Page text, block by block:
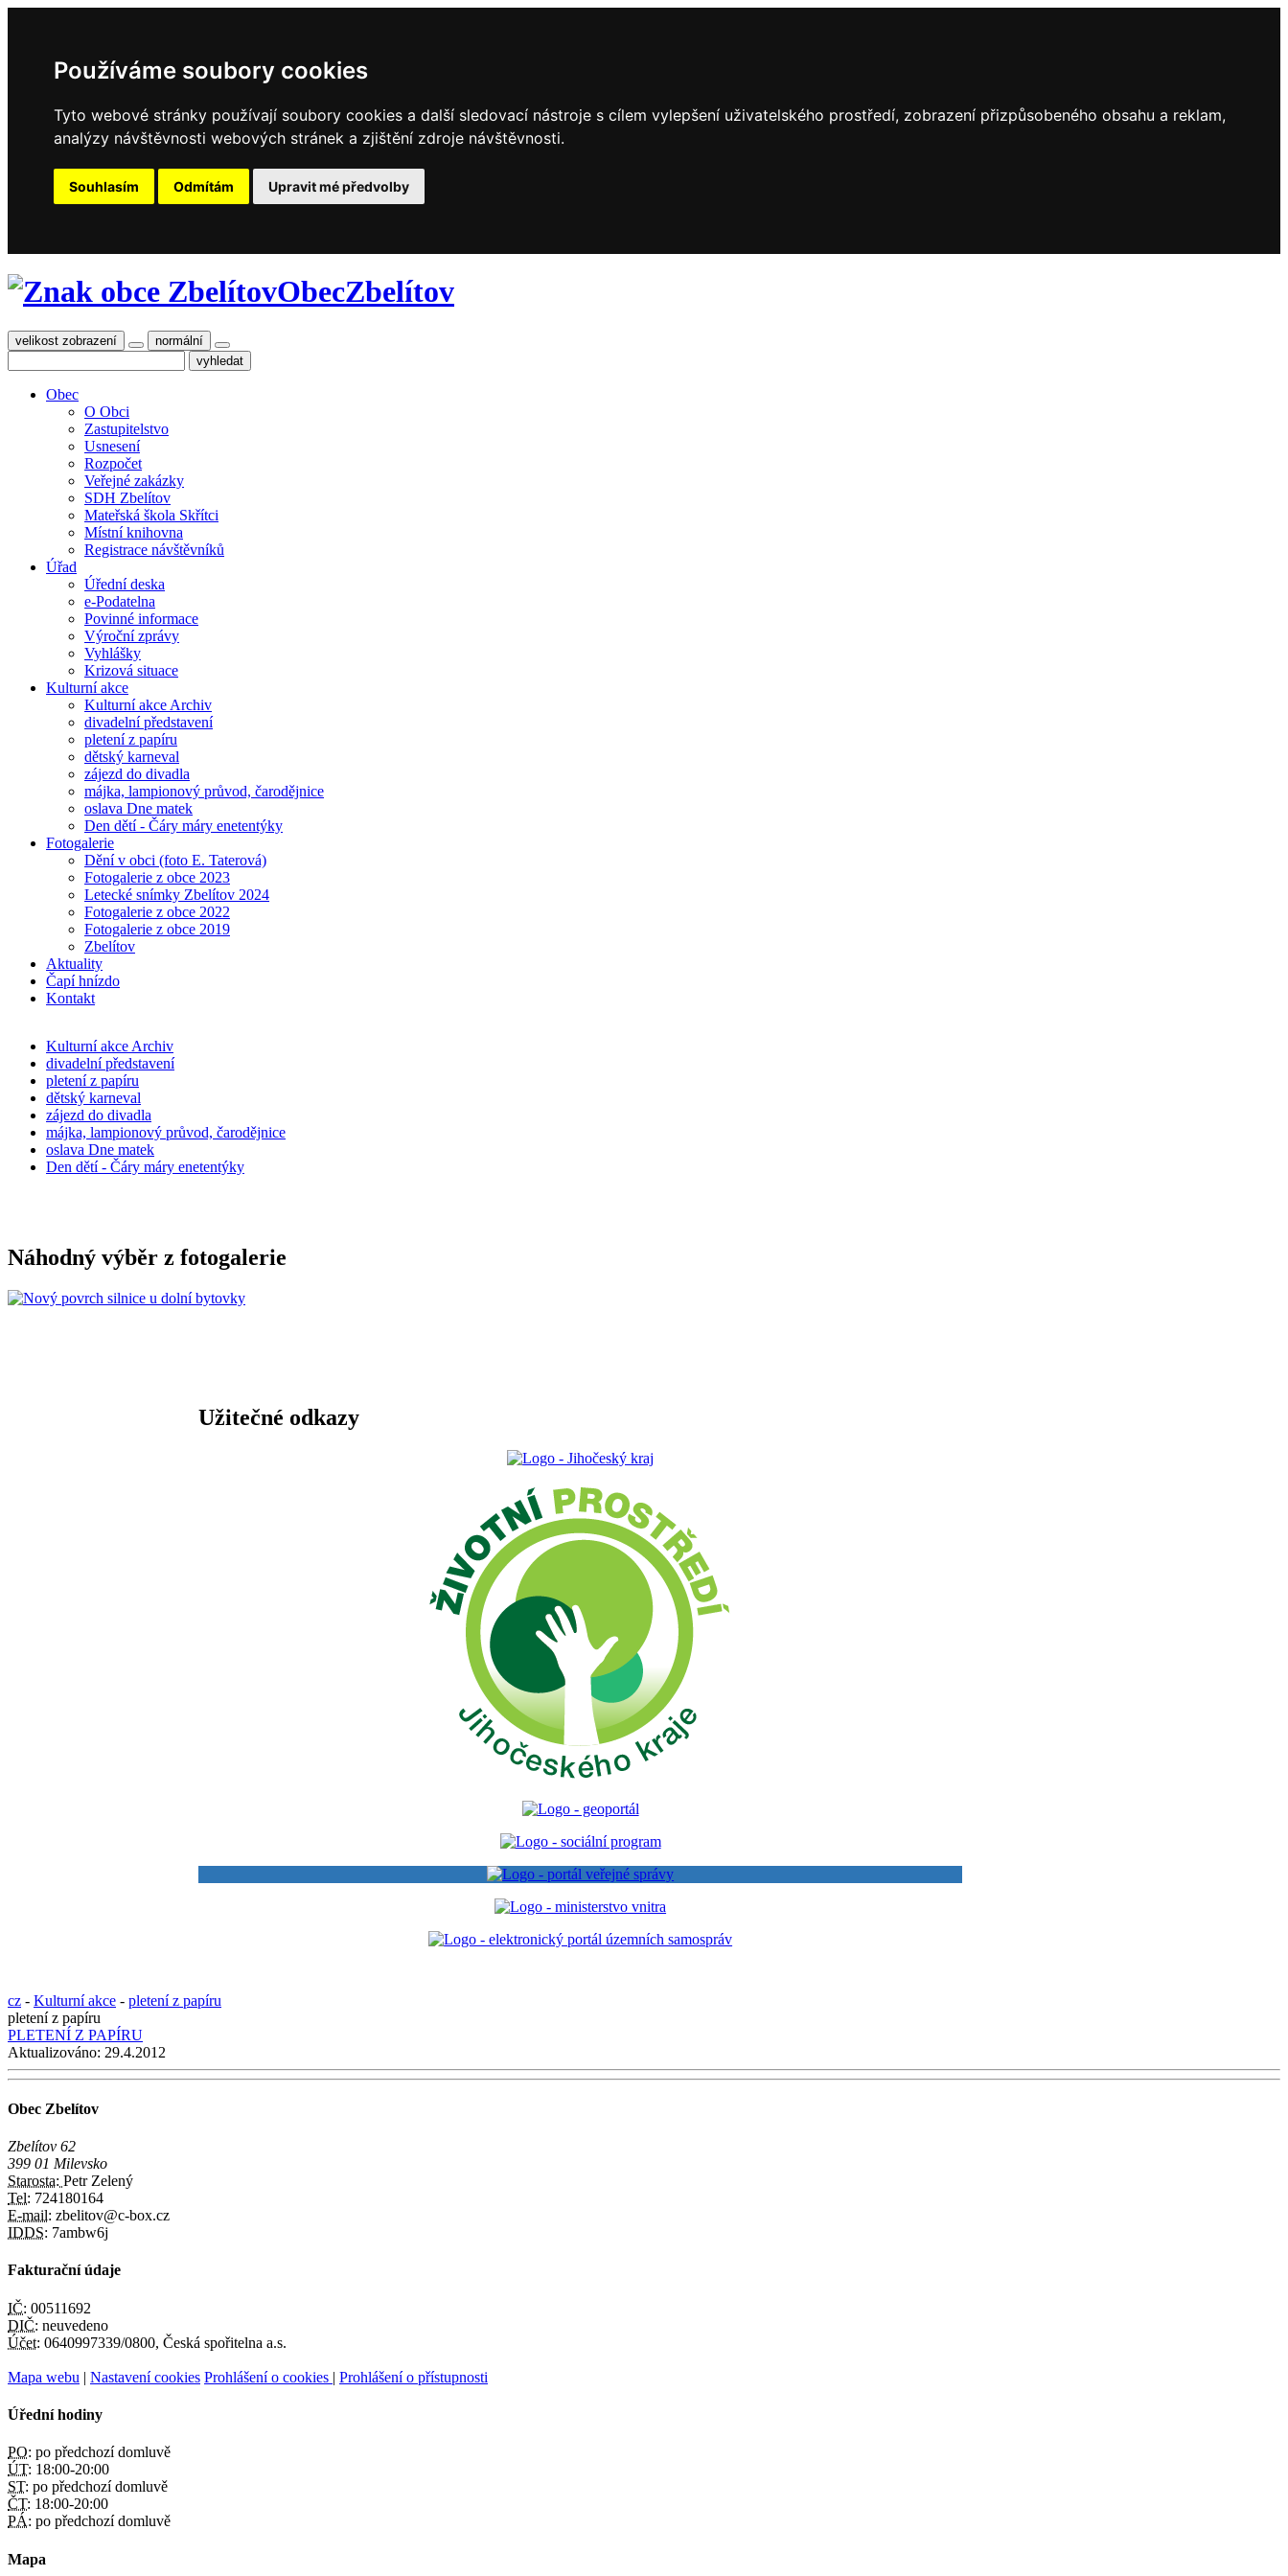
Používáme soubory cookies
Tyto webové stránky používají soubory cookies a další sledovací nástroje s cílem vylepšení uživatelského prostředí, zobrazení přizpůsobeného obsahu a reklam,
analýzy návštěvnosti webových stránek a zjištění zdroje návštěvnosti.
Souhlasím Odmítám Upravit mé předvolby
ObecZbelítov
velikost zobrazení normální
Obec
O Obci
Zastupitelstvo
Usnesení
Rozpočet
Veřejné zakázky
SDH Zbelítov
Mateřská škola Skřítci
Místní knihovna
Registrace návštěvníků
Úřad
Úřední deska
e-Podatelna
Povinné informace
Výroční zprávy
Vyhlášky
Krizová situace
Kulturní akce
Kulturní akce Archiv
divadelní představení
pletení z papíru
dětský karneval
zájezd do divadla
májka, lampionový průvod, čarodějnice
oslava Dne matek
Den dětí - Čáry máry enetentýky
Fotogalerie
Dění v obci (foto E. Taterová)
Fotogalerie z obce 2023
Letecké snímky Zbelítov 2024
Fotogalerie z obce 2022
Fotogalerie z obce 2019
Zbelítov
Aktuality
Čapí hnízdo
Kontakt
Kulturní akce Archiv
divadelní představení
pletení z papíru
dětský karneval
zájezd do divadla
májka, lampionový průvod, čarodějnice
oslava Dne matek
Den dětí - Čáry máry enetentýky
Náhodný výběr z fotogalerie
Užitečné odkazy
cz - Kulturní akce - pletení z papíru
pletení z papíru
PLETENÍ Z PAPÍRU
Aktualizováno: 29.4.2012
Obec Zbelítov
Zbelítov 62
399 01 Milevsko
Starosta: Petr Zelený
Tel: 724180164
E-mail: zbelitov@c-box.cz
IDDS: 7ambw6j
Fakturační údaje
IČ: 00511692
DIČ: neuvedeno
Účet: 0640997339/0800, Česká spořitelna a.s.
Mapa webu | Nastavení cookies Prohlášení o cookies | Prohlášení o přístupnosti
Úřední hodiny
PO: po předchozí domluvě
ÚT: 18:00-20:00
ST: po předchozí domluvě
ČT: 18:00-20:00
PÁ: po předchozí domluvě
Mapa